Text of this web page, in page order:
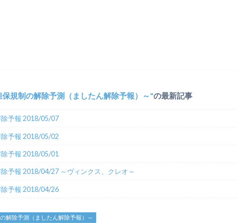
規制の解除予測（ましたん解除予報）～ の最新記事
除予報 2018/05/07
除予報 2018/05/02
予報 2018/05/01
除予報 2018/04/27 ～ヴィンクス、クレオ～
除予報 2018/04/26
解除予測（ましたん解除予報）～